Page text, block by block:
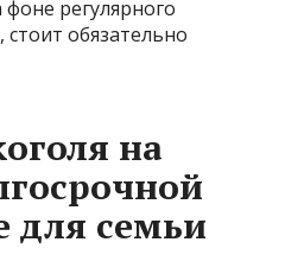
регулярного
стоит обязательно
на
для семьи